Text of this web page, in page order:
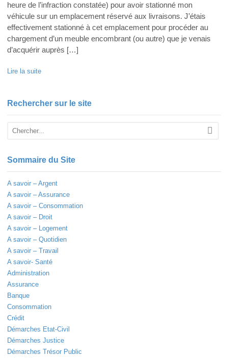
heure de l’infraction constatée) pour avoir stationné mon
véhicule sur un emplacement réservé aux livraisons. J’étais
effectivement stationné à cet emplacement pour procéder au
chargement d’un meuble encombrant (ou autre) que je venais
d’acquérir auprès […]
Lire la suite
Rechercher sur le site
Sommaire du Site
A savoir – Argent
A savoir – Assurance
A savoir – Consommation
A savoir – Droit
A savoir – Logement
A savoir – Quotidien
A savoir – Travail
A savoir- Santé
Administration
Assurance
Banque
Consommation
Crédit
Démarches Etat-Civil
Démarches Justice
Démarches Trésor Public